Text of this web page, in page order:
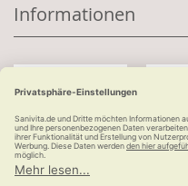
Informationen
Kauf auf Rechnung